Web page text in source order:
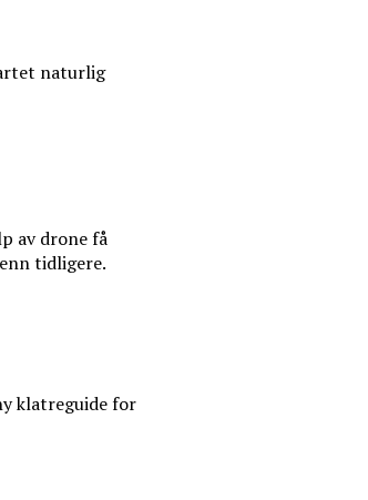
naturlig
av drone få
tidligere.
klatreguide for